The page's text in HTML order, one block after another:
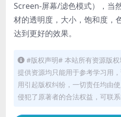
Screen-屏幕/滤色模式），当
材的透明度，大小，饱和度，
达到更好的效果。
#版权声明# 本站所有资源版
提供资源均只能用于参考学习用
用引起版权纠纷，一切责任均由
侵犯了原著者的合法权益，可联系